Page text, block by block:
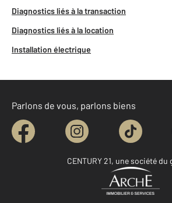
Diagnostics liés à la transaction
Diagnostics liés à la location
Installation électrique
Parlons de vous, parlons biens
CENTURY 21, une société du